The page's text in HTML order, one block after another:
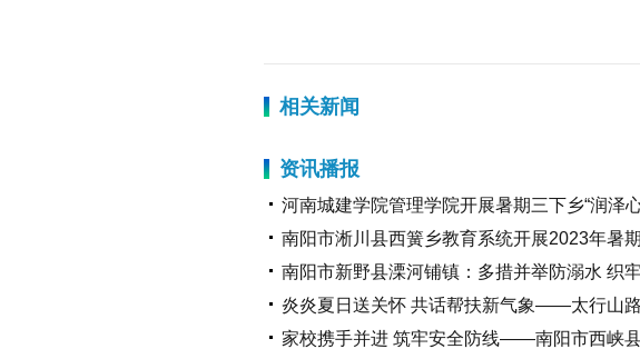
相关新闻
资讯播报
河南城建学院管理学院开展暑期三下乡“润泽
南阳市淅川县西簧乡教育系统开展2023年暑
南阳市新野县溧河铺镇：多措并举防溺水 织
炎炎夏日送关怀 共话帮扶新气象——太行山
家校携手并进 筑牢安全防线——南阳市西峡